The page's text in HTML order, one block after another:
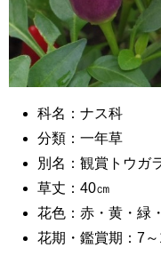
科名：ナス科
分類：一年草
別名：観賞トウガ
草丈：40㎝
花色：赤・黄・緑
花期・鑑賞期：7～